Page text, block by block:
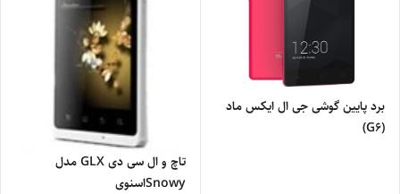
برد پایین گوشی جی ال ایکس ماد
(G6)
تاچ و ال سی دی GLX مدل
Snowyاسنوی